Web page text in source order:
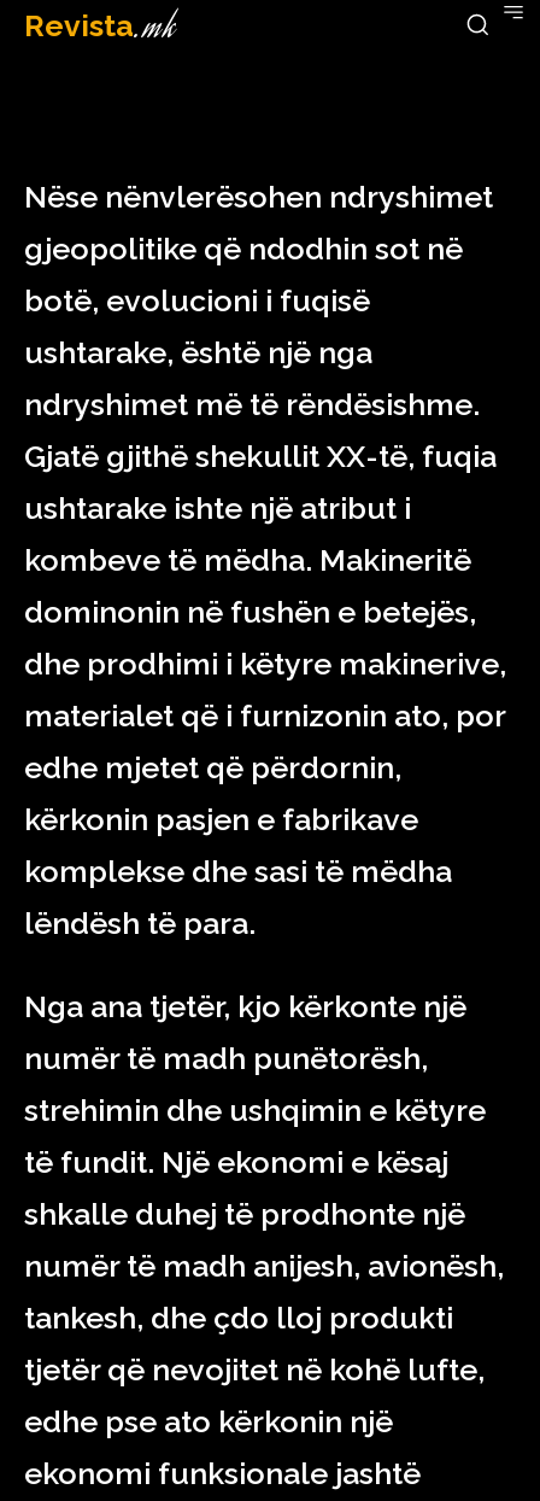
Revista.mk
December 21, 2022
Nëse nënvlerësohen ndryshimet
gjeopolitike që ndodhin sot në
botë, evolucioni i fuqisë
ushtarake, është një nga
ndryshimet më të rëndësishme.
Gjatë gjithë shekullit XX-të, fuqia
ushtarake ishte një atribut i
kombeve të mëdha. Makineritë
dominonin në fushën e betejës,
dhe prodhimi i këtyre makinerive,
materialet që i furnizonin ato, por
edhe mjetet që përdornin,
kërkonin pasjen e fabrikave
komplekse dhe sasi të mëdha
lëndësh të para.
Nga ana tjetër, kjo kërkonte një
numër të madh punëtorësh,
strehimin dhe ushqimin e këtyre
të fundit. Një ekonomi e kësaj
shkalle duhej të prodhonte një
numër të madh anijesh, avionësh,
tankesh, dhe çdo lloj produkti
tjetër që nevojitet në kohë lufte,
edhe pse ato kërkonin një
ekonomi funksionale jashtë